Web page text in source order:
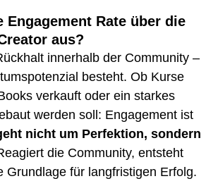
Engagement Rate über die
aus?
innerhalb der Community –
besteht. Ob Kurse
verkauft oder ein starkes
werden soll: Engagement ist
nicht um Perfektion, sondern
die Community, entsteht
Grundlage für langfristigen Erfolg.